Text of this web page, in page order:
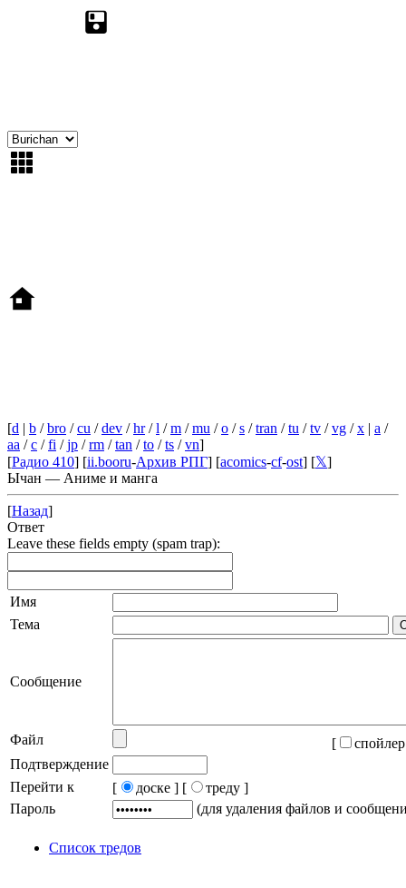
[d | b /bro /cu /dev /hr/l /m /mu /o /s /tran /tu /tv /vg /x | a /
aa /c /fi /jp /rm /tan /to /ts /vn]
[Радио 410] [ii.booru-Архив РПГ] [acomics-cf-ost] [𝕏]
Ычан — Аниме и манга
[Назад]
Ответ
Leave these fields empty (spam trap):
Имя
Тема
Сообщение
Файл [
Подтверждение
Перейти к
[ доске ] [
треду ]
Пароль
(для удаления файлов и
Список тредов